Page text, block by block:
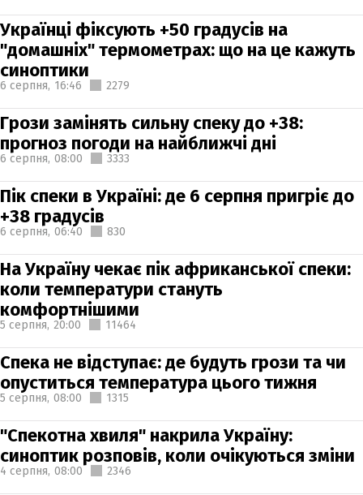
Українці фіксують +50 градусів на
"домашніх" термометрах: що на це кажуть
синоптики
6 серпня, 16:46 2279
Грози замінять сильну спеку до +38:
прогноз погоди на найближчі дні
6 серпня, 08:00 3333
Пік спеки в Україні: де 6 серпня пригріє до
+38 градусів
6 серпня, 06:40 830
На Україну чекає пік африканської спеки:
коли температури стануть
комфортнішими
5 серпня, 20:00 11464
Спека не відступає: де будуть грози та чи
опуститься температура цього тижня
5 серпня, 08:00 1315
"Спекотна хвиля" накрила Україну:
синоптик розповів, коли очікуються зміни
4 серпня, 08:00 2346